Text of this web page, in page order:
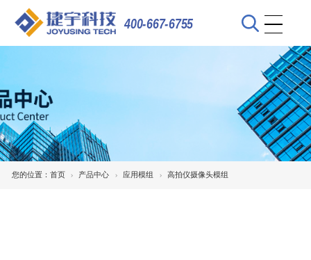
400-667-6755
您的位置： 首页 产品中心 应用模组 高拍仪摄像头模组